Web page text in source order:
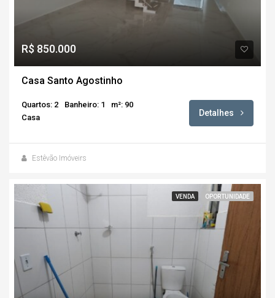
R$ 850.000
Casa Santo Agostinho
Quartos: 2 Banheiro: 1
m²: 90
Casa
Detalhes
Estêvão Imóveirs
VENDA OPORTUNIDADE